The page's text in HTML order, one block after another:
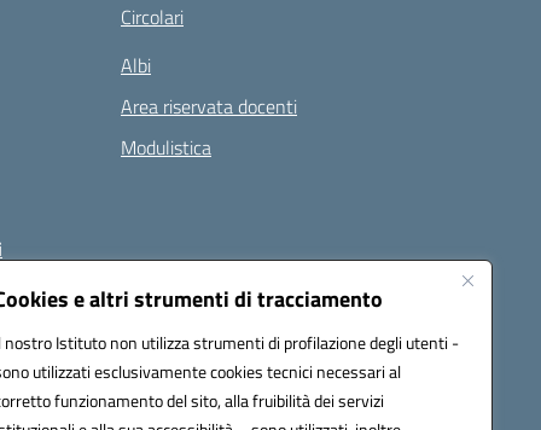
e altri strumenti di tracciamento
nostro Istituto non utilizza strumenti di profilazione degli utenti -
utilizzati esclusivamente cookies tecnici necessari al
funzionamento del sito, alla fruibilità dei servizi
Circolari
Albi
Area riservata docenti
Modulistica
naee32300a@pec.istruzione.it